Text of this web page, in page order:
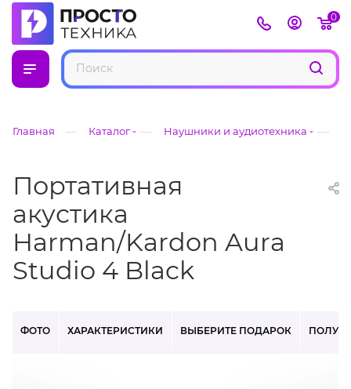
0
Портативная
акустика
Harman/Kardon Aura
Studio 4 Black
Главная — Каталог — Наушники и аудиотехника —
ФОТО ХАРАКТЕРИСТИКИ ВЫБЕРИТЕ ПОДАРОК